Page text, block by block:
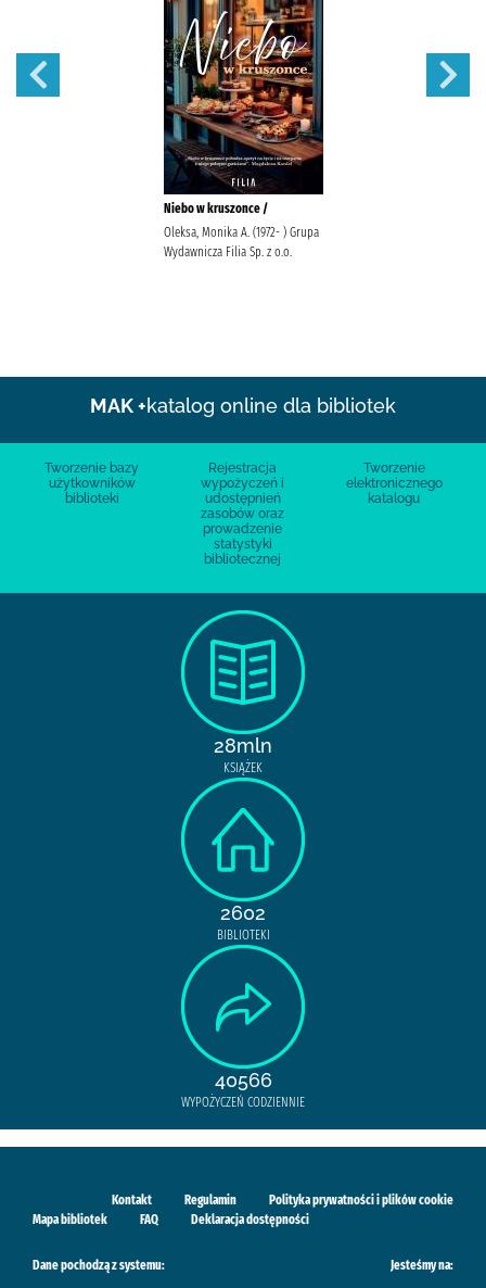
Niebo w kruszonce /
Oleksa, Monika A. (1972- ) Grupa
Wydawnicza Filia Sp. z o.o.
MAK +katalog online dla bibliotek
Tworzenie bazy
użytkowników
biblioteki
Rejestracja
wypożyczeń i
udostępnień
zasobów oraz
prowadzenie
statystyki
bibliotecznej
Tworzenie
elektronicznego
katalogu
28mln
KSIĄŻEK
2602
BIBLIOTEKI
40566
WYPOŻYCZEŃ CODZIENNIE
Kontakt Regulamin
Polityka prywatności i plików cookie
Mapa bibliotek
FAQ Deklaracja dostępności
Dane pochodzą z systemu: Jesteśmy na: